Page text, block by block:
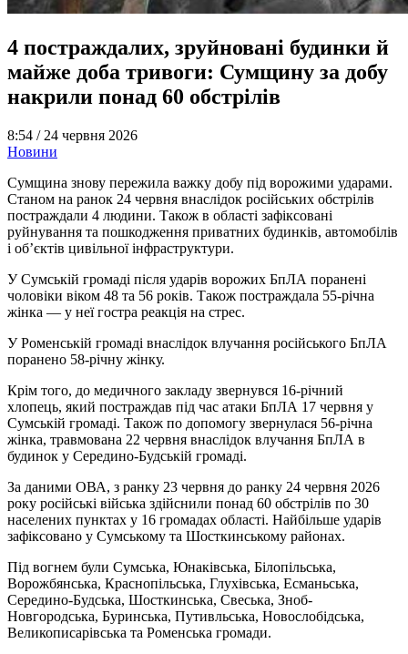
4 постраждалих, зруйновані будинки й
майже доба тривоги: Сумщину за добу
накрили понад 60 обстрілів
8:54 / 24 червня 2026
Новини
Сумщина знову пережила важку добу під ворожими ударами.
Станом на ранок 24 червня внаслідок російських обстрілів
постраждали 4 людини. Також в області зафіксовані
руйнування та пошкодження приватних будинків, автомобілів
і об’єктів цивільної інфраструктури.
У Сумській громаді після ударів ворожих БпЛА поранені
чоловіки віком 48 та 56 років. Також постраждала 55-річна
жінка — у неї гостра реакція на стрес.
У Роменській громаді внаслідок влучання російського БпЛА
поранено 58-річну жінку.
Крім того, до медичного закладу звернувся 16-річний
хлопець, який постраждав під час атаки БпЛА 17 червня у
Сумській громаді. Також по допомогу звернулася 56-річна
жінка, травмована 22 червня внаслідок влучання БпЛА в
будинок у Середино-Будській громаді.
За даними ОВА, з ранку 23 червня до ранку 24 червня 2026
року російські війська здійснили понад 60 обстрілів по 30
населених пунктах у 16 громадах області. Найбільше ударів
зафіксовано у Сумському та Шосткинському районах.
Під вогнем були Сумська, Юнаківська, Білопільська,
Ворожбянська, Краснопільська, Глухівська, Есманьська,
Середино-Будська, Шосткинська, Свеська, Зноб-
Новгородська, Буринська, Путивльська, Новослобідська,
Великописарівська та Роменська громади.